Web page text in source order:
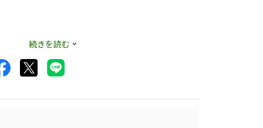
続きを読む